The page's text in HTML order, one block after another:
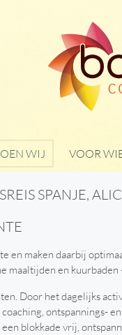
WIJ VOOR
SPANJE,
en maken daarbij
maaltijden en
Door het dagelijks
ontspannings-
blokkade vrij,